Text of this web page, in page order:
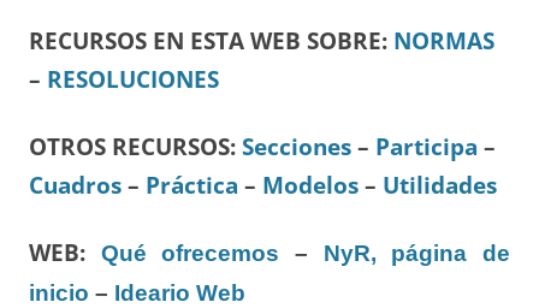
RECURSOS EN ESTA WEB SOBRE: NORMAS
– RESOLUCIONES
OTROS RECURSOS: Secciones – Participa –
Cuadros – Práctica – Modelos – Utilidades
WEB: Qué ofrecemos – NyR, página de
inicio – Ideario Web